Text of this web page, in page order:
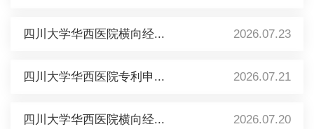
四川大学华西医院横向经... 2026.07.23
四川大学华西医院专利申... 2026.07.21
四川大学华西医院横向经... 2026.07.20